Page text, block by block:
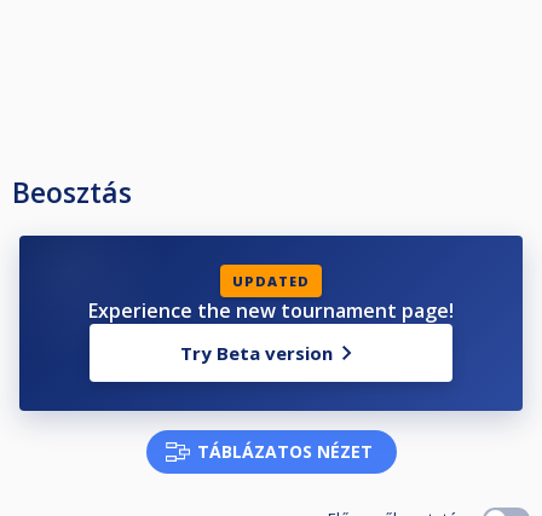
Beosztás
UPDATED
Experience the new tournament page!
Try Beta version
TÁBLÁZATOS NÉZET